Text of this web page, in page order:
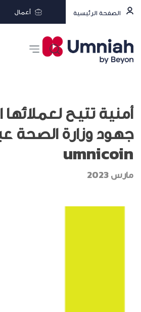
الصفحة الرئيسية أعمال
أمنية تتيح
جهود وزارة الصحة
umnicoin
مارس 2023